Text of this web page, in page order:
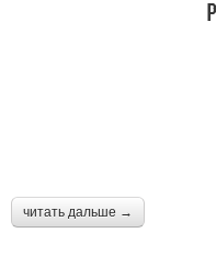
читать дальше →